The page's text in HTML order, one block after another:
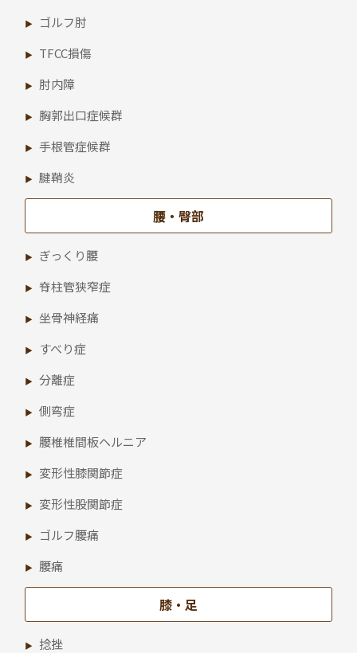
ゴルフ肘
TFCC損傷
肘内障
胸郭出口症候群
手根管症候群
腱鞘炎
腰・臀部
ぎっくり腰
脊柱管狭窄症
坐骨神経痛
すべり症
分離症
側弯症
腰椎椎間板ヘルニア
変形性膝関節症
変形性股関節症
ゴルフ腰痛
腰痛
膝・足
捻挫